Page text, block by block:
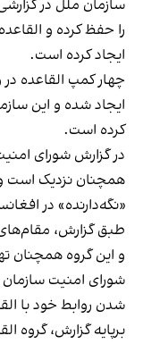
سازمان ملل در
را حفظ کرده و
ایجاد کرده است.
چهار کمپ القاعده در
ایجاد شده و این
کرده است.
در گزارش شورای
همچنان نزدیک است و
«نگه‌دارنده» در
طبق گزارش،
و این گروه همچنان
شورای امنیت
شدن روابط خود با
برپایه گزارش، گروه